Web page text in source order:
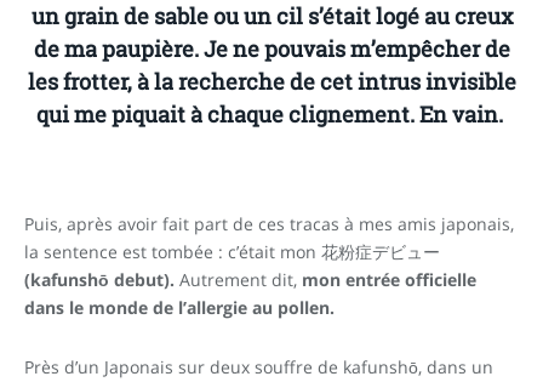
un grain de sable ou un cil s’était logé au creux
de ma paupière. Je ne pouvais m’empêcher de
les frotter, à la recherche de cet intrus invisible
qui me piquait à chaque clignement. En vain.
Puis, après avoir fait part de ces tracas à mes amis japonais,
la sentence est tombée : c’était mon 花粉症デビュー
(kafunshō debut). Autrement dit, mon entrée officielle
dans le monde de l’allergie au pollen.
Près d’un Japonais sur deux souffre de kafunshō, dans un